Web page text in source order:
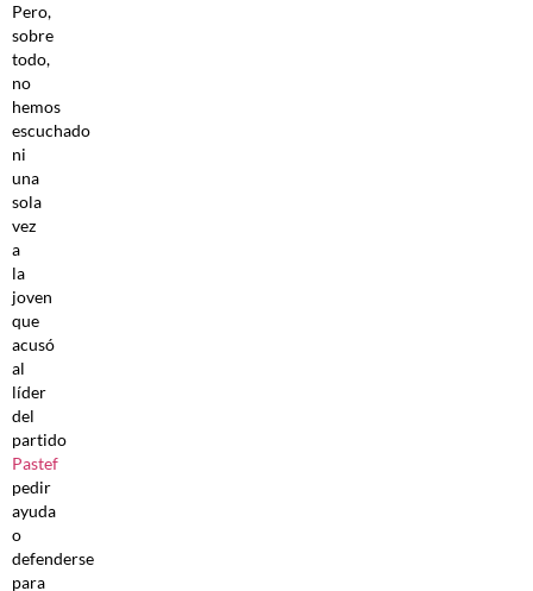
Pero,
sobre
todo,
no
hemos
escuchado
ni
una
sola
vez
a
la
joven
que
acusó
al
líder
del
partido
Pastef
pedir
ayuda
o
defenderse
para